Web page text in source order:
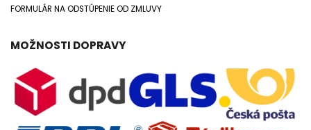
FORMULÁR NA ODSTÚPENIE OD ZMLUVY
MOŽNOSTI DOPRAVY